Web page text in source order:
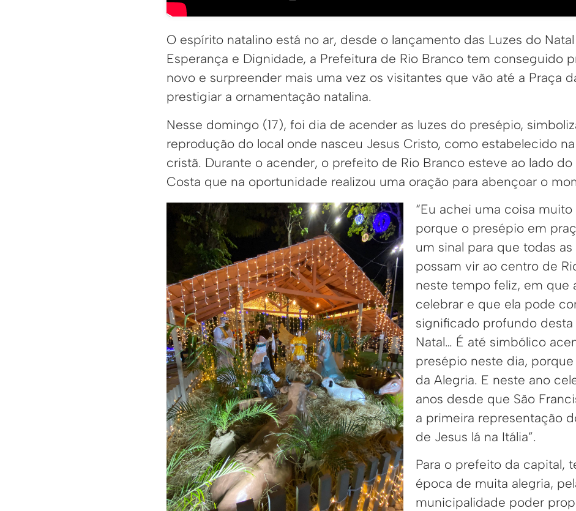
O espírito natalino está no ar, desde o lançamento das Luzes do
Esperança e Dignidade, a Prefeitura de Rio Branco tem conseguido
novo e surpreender mais uma vez os visitantes que vão até a Praça
prestigiar a ornamentação natalina.
Nesse domingo (17), foi dia de acender as luzes do presépio,
reprodução do local onde nasceu Jesus Cristo, como estabelecido
cristã. Durante o acender, o prefeito de Rio Branco esteve ao lado
Costa que na oportunidade realizou uma oração para abençoar o
“Eu achei uma coisa muito
porque o presépio em
um sinal para que todas as
possam vir ao centro de
neste tempo feliz, em que
celebrar e que ela pode
significado profundo desta
Natal… É até simbólico
presépio neste dia,
da Alegria. E neste ano
anos desde que São
a primeira representação
de Jesus lá na Itália”.
Para o prefeito da capital,
época de muita alegria,
municipalidade poder